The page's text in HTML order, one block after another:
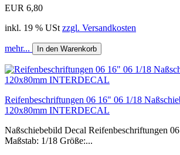
EUR 6,80
inkl. 19 % USt zzgl. Versandkosten
mehr... In den Warenkorb
Reifenbeschriftungen 06 16" 06 1/18
120x80mm INTERDECAL
Naßschiebebild Decal Reifenbeschriftungen
Maßstab: 1/18 Größe:...